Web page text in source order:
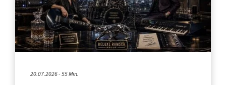
20.07.2026 - 55 Min.